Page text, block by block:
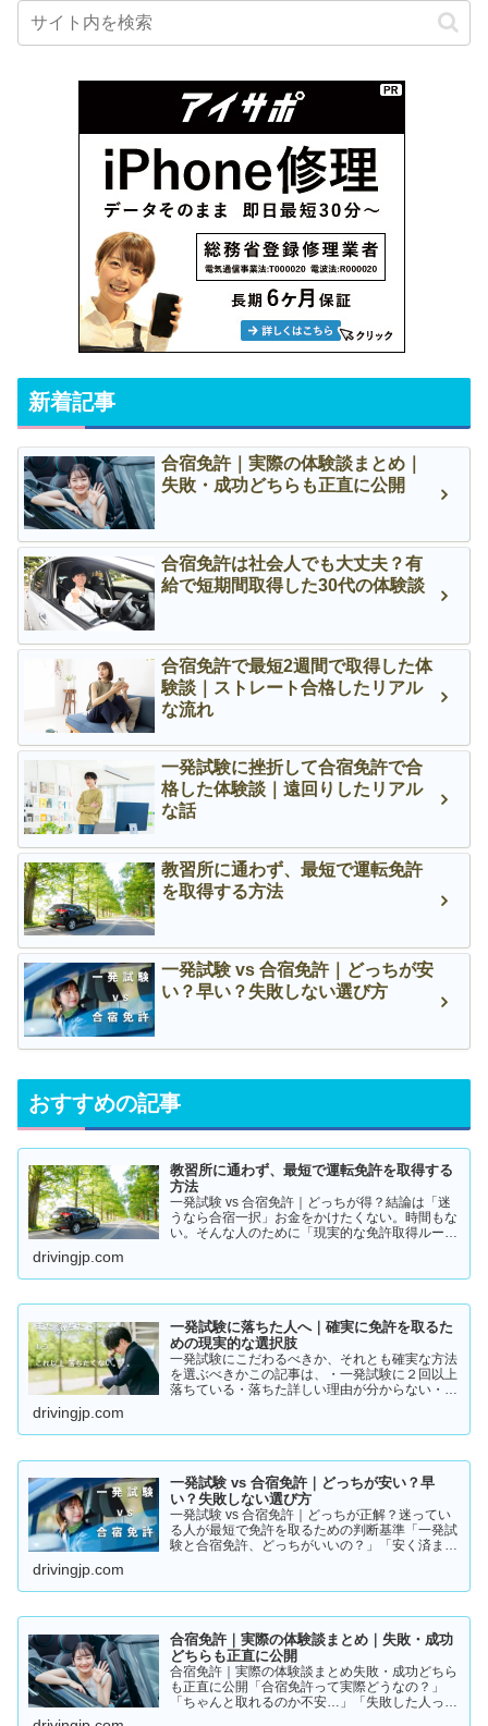
新着記事
合宿免許｜実際の体験談まとめ｜
失敗・成功どちらも正直に公開
合宿免許は社会人でも大丈夫？有
給で短期間取得した30代の体験談
合宿免許で最短2週間で取得した体
験談｜ストレート合格したリアル
な流れ
一発試験に挫折して合宿免許で合
格した体験談｜遠回りしたリアル
な話
教習所に通わず、最短で運転免許
を取得する方法
一発試験 vs 合宿免許｜どっちが安
い？早い？失敗しない選び方
おすすめの記事
教習所に通わず、最短で運転免許を取得する
方法
一発試験 vs 合宿免許｜どっちが得？結論は「迷
うなら合宿一択」お金をかけたくない。時間もな
い。そんな人のために「現実的な免許取得ルー
2つです。・一発試験…
drivingjp.com
一発試験に落ちた人へ｜確実に免許を取るた
めの現実的な選択肢
一発試験にこだわるべきか、それとも確実な方法
を選ぶべきかこの記事は、・一発試験に２回以上
落ちている・落ちた詳しい理由が分からない・こ
らに何回も落ちる・数…
drivingjp.com
一発試験 vs 合宿免許｜どっちが安い？早
い？失敗しない選び方
一発試験 vs 合宿免許｜どっちが正解？迷ってい
る人が最短で免許を取るための判断基準「一発試
験と合宿免許、どっちがいいの？」「安く済ませ
と、人によって最適…
drivingjp.com
合宿免許｜実際の体験談まとめ｜失敗・成功
どちらも正直に公開
合宿免許｜実際の体験談まとめ失敗・成功どちら
も正直に公開「合宿免許って実際どうなの？」
「ちゃんと取れるのか不安…」「失敗した人って